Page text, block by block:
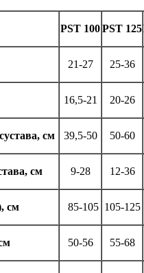
PST 100PST 125
21-27 25-36
16,5-21 20-26
см 39,5-50 50-60
см 9-28 12-36
см 85-105 105-125
50-56 55-68